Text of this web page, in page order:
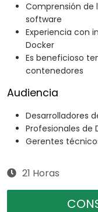
Comprensión de
software
Experiencia con
Docker
Es beneficioso
contenedores
Audiencia
Desarrolladores
Profesionales de
Gerentes
21 Horas